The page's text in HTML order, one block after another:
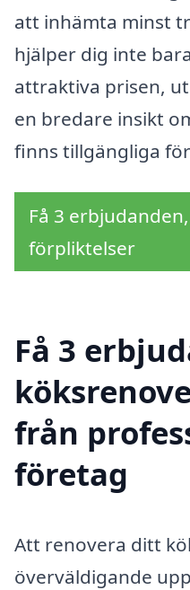
att inhämta minst
hjälper dig inte
attraktiva prisen,
en bredare insikt
finns tillgängliga
Få 3
förpliktelser
Få 3
från
företag
Att renovera ditt
överväldigande